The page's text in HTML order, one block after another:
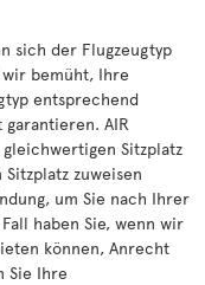
sich der Flugzeugtyp
bemüht, Ihre
entsprechend
AIR
gleichwertigen Sitzplatz
zuweisen
um Sie nach Ihrer
haben Sie, wenn wir
können, Anrecht
Sie Ihre